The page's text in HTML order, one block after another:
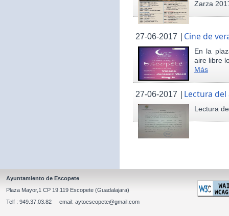
Zarza
27-06-2017 | Cine de
En la
aire libre
Más
27-06-2017 | Lectura del
Lectura
Ayuntamiento de Escopete
Plaza Mayor,1 CP 19.119 Escopete (Guadalajara)
Telf : 949.37.03.82 email: aytoescopete@gmail.com